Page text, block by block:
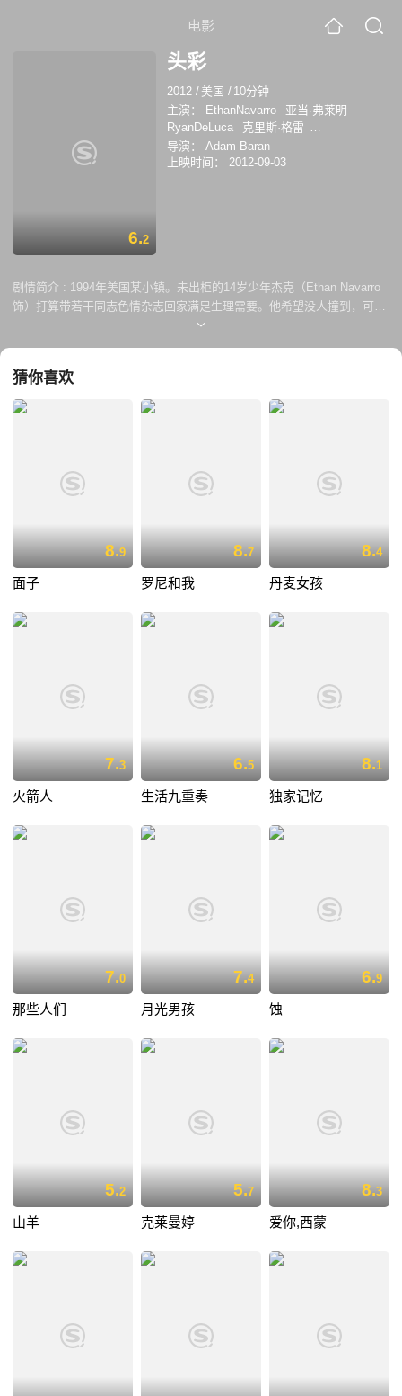
电影
6.2
头彩
2012 / 美国 / 10分钟
主演：
EthanNavarro
亚当·弗莱明
RyanDeLuca
克里斯·格雷
EvanJakeGoldstein
导演：
Adam Baran
上映时间：
2012-09-03
剧情简介 : 1994年美国某小镇。未出柜的14岁少年杰克（Ethan Navarro
饰）打算带若干同志色情杂志回家满足生理需要。他希望没人撞到，可偏
偏由于贪心带得太多，被三个校园恶霸堵在了路上。关键时刻，一位陌生
猜你喜欢
8.9
面子
8.7
罗尼和我
8.4
丹麦女孩
7.3
火箭人
6.5
生活九重奏
8.1
独家记忆
7.0
那些人们
7.4
月光男孩
6.9
蚀
5.2
山羊
5.7
克莱曼婷
8.3
爱你,西蒙